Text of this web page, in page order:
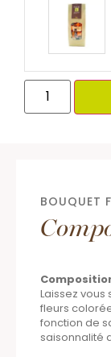
BOUQUET
Laissez
fleurs
fonction de
saisonnalité